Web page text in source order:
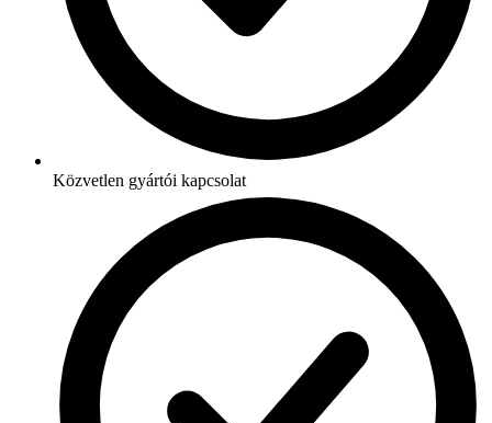
Közvetlen gyártói kapcsolat